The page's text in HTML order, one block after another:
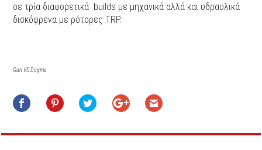
σε τρία διαφορετικά builds με μηχανικά αλλά και υδραυλικά
δισκόφρενα με ρότορες TRP.
Gan VS Dogma